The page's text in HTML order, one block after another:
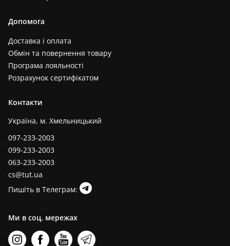
Допомога
Доставка і оплата
Обмін та повернення товару
Програма лояльності
Розрахунок сертифікатом
Контакти
Україна, м. Хмельницький
097-233-2003
099-233-2003
063-233-2003
cs@tut.ua
Пишіть в Телеграм:
Ми в соц. мережах